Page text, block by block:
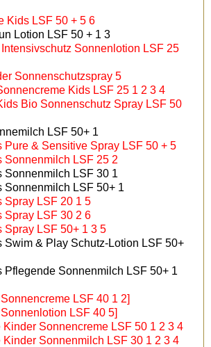
Kids LSF 50 + 5 6
Lotion LSF 50 + 1 3
Sonnenlotion LSF 25
Sonnenschutzspray 5
Kids LSF 25 1 2 3 4
Bio Sonnenschutz Spray LSF 50
LSF 50+ 1
Pure & Sensitive Spray LSF 50 + 5
Sonnenmilch LSF 25 2
Sonnenmilch LSF 30 1
Sonnenmilch LSF 50+ 1
Spray LSF 20 1 5
Spray LSF 30 2 6
Spray LSF 50+ 1 3 5
Swim & Play Schutz-Lotion LSF 50+
Pflegende Sonnenmilch LSF 50+ 1
LSF 40 1 2]
LSF 40 5]
Kinder Sonnencreme LSF 50 1 2 3 4
Kinder Sonnenmilch LSF 30 1 2 3 4